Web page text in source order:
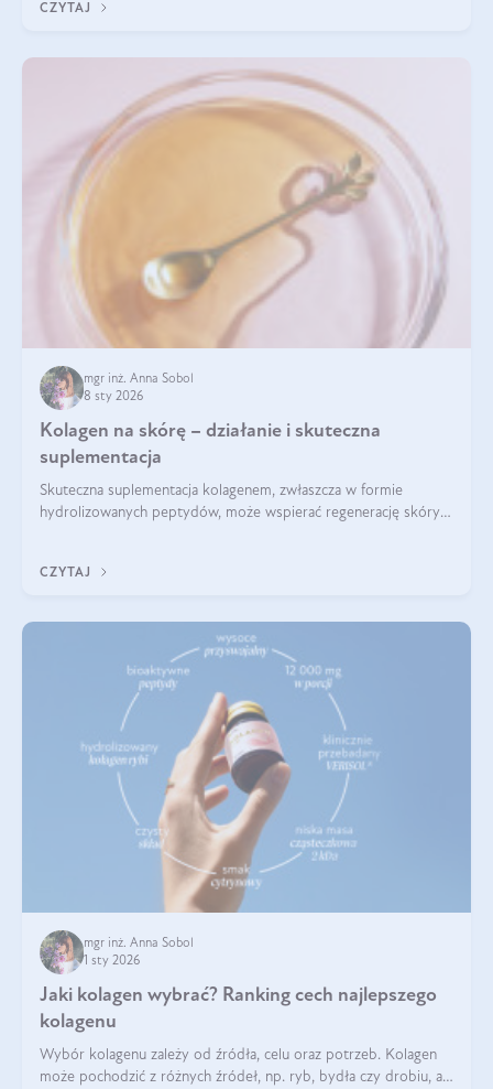
osłabienie włosów.
CZYTAJ
mgr inż. Anna Sobol
8 sty 2026
Kolagen na skórę – działanie i skuteczna
suplementacja
Skuteczna suplementacja kolagenem, zwłaszcza w formie
hydrolizowanych peptydów, może wspierać regenerację skóry i
CZYTAJ
mgr inż. Anna Sobol
1 sty 2026
Jaki kolagen wybrać? Ranking cech najlepszego
kolagenu
Wybór kolagenu zależy od źródła, celu oraz potrzeb. Kolagen
może pochodzić z różnych źródeł, np. ryb, bydła czy drobiu, a